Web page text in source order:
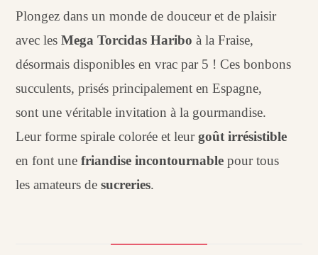
Plongez dans un monde de douceuret de plaisir
avec lesMegaTorcidas Hariboà la Fraise,
désormais disponibles en vrac par 5 ! Ces bonbons
succulents, prisés principalement en Espagne,
sont une véritable invitation à la gourmandise.
Leurforme spirale colorée et leurgoût irrésistible
en font unefriandise incontournable pour tous
les amateurs desucreries.